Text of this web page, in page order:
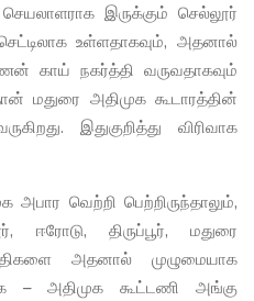
இருக்கும் செல்லூர்
உள்ளதாகவும், அதனால்
காய் நகர்த்தி வருவதாகவும்
மதுரை அதிமுக கூடாரத்தின்
இதுகுறித்து விரிவாக
அபார வெற்றி பெற்றிருந்தாலும்,
ஈரோடு, திருப்பூர், மதுரை
அதனால் முழுமையாக
– அதிமுக கூட்டணி அங்கு